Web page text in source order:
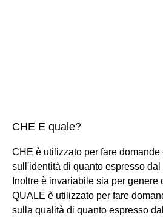
CHE E quale?
CHE è utilizzato per fare
sull'identità di quanto espresso
Inoltre è invariabile sia per genere
QUALE è utilizzato per fare
sulla qualità di quanto espresso